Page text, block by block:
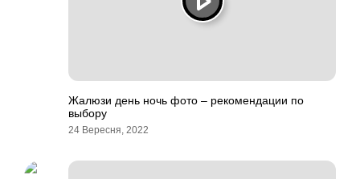
Жалюзи день ночь фото – рекомендации по
выбору
24 Вересня, 2022